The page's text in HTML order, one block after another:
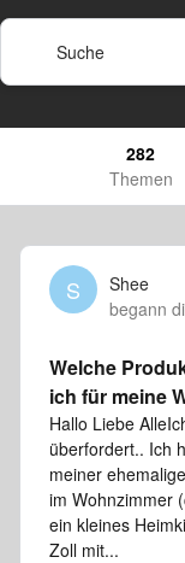
282
Themen
S
Shee
begann
Welche
ich für meine
Hallo Liebe
überfordert.. Ich
meiner
im Wohnzimmer
ein kleines
Zoll mit...